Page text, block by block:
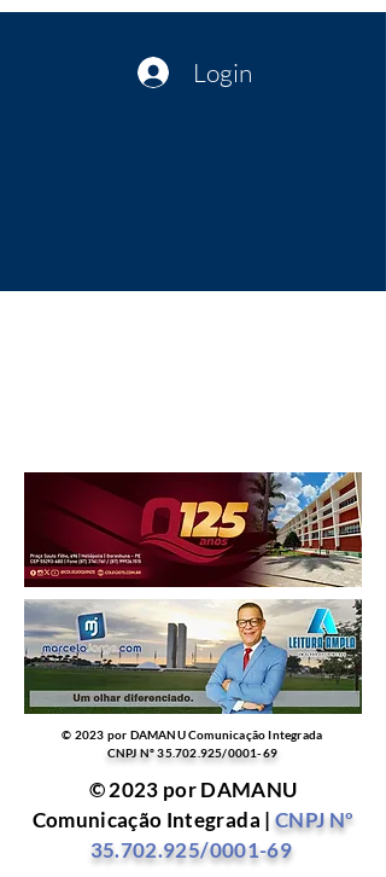
Login
© 2023 por DAMANU Comunicação Integrada
CNPJ Nº35.702.925/0001-69
© 2023 por DAMANU
Comunicação Integrada | CNPJ Nº
35.702.925/0001-69